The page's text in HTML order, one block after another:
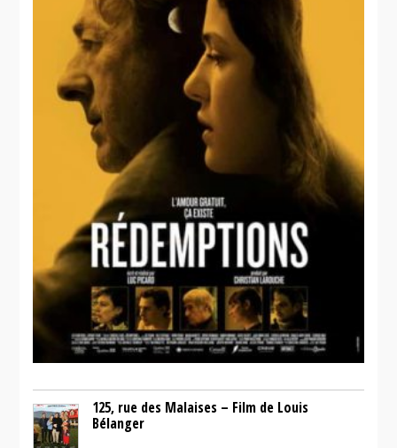
125, rue des Malaises – Film de Louis
Bélanger